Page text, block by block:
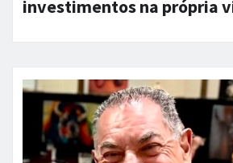
investimentos na própria